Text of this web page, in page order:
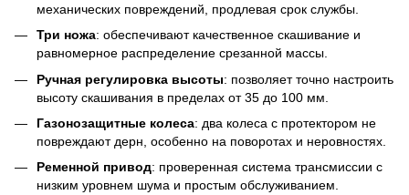
механических повреждений, продлевая срок службы.
Три ножа: обеспечивают качественное скашивание и
равномерное распределение срезанной массы.
Ручная регулировка высоты: позволяет точно настроить
высоту скашивания в пределах от 35 до 100 мм.
Газонозащитные колеса: два колеса с протектором не
повреждают дерн, особенно на поворотах и неровностях.
Ременной привод: проверенная система трансмиссии с
низким уровнем шума и простым обслуживанием.